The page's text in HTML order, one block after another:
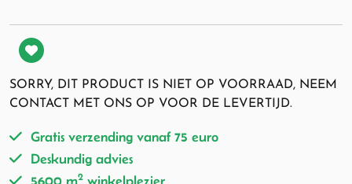
SORRY, DIT PRODUCT IS NIET OP VOORRAAD, NEEM
CONTACT MET ONS OP VOOR DE LEVERTIJD.
Gratis verzending vanaf 75 euro
Deskundig advies
5600 m2 winkelplezier